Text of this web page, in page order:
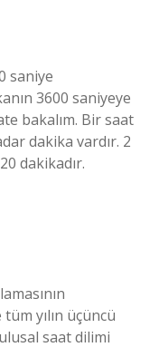
saniye
3600 saniyeye
bakalım. Bir saat
dakika vardır. 2
dakikadır.
yılın üçüncü
saat dilimi